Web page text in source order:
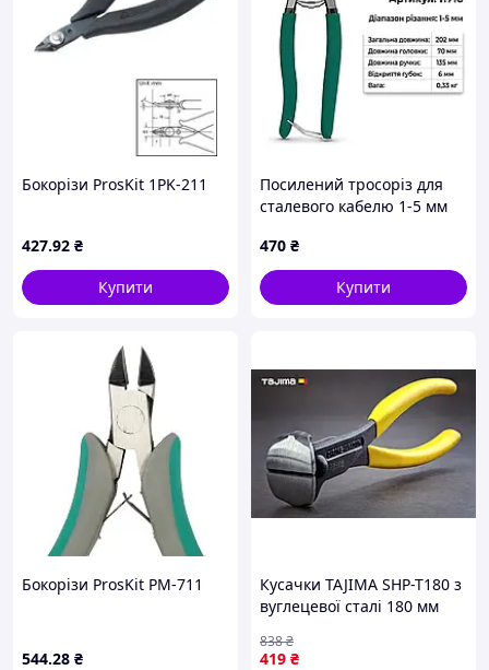
Бокорізи ProsKit 1PK-211
427.92 ₴
Купити
Посилений тросоріз для
сталевого кабелю 1-5 мм
поворотною пружиною та
замком
470 ₴
Купити
Бокорізи ProsKit PM-711
544.28 ₴
Кусачки TAJIMA SHP-T180 з
вуглецевої сталі 180 мм
надійного захоплення
419 ₴
838₴